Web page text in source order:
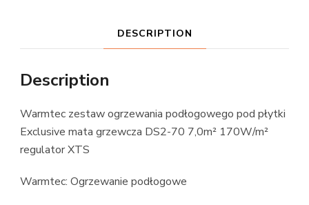
DESCRIPTION
Description
Warmtec zestaw ogrzewania podłogowego pod płytki
Exclusive mata grzewcza DS2-70 7,0m² 170W/m²
regulator XTS
Warmtec: Ogrzewanie podłogowe